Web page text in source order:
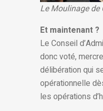
Le Moulinage de
Et maintenant ?
Le Conseil
donc voté,
délibération qui
opérationnelle
les opérations